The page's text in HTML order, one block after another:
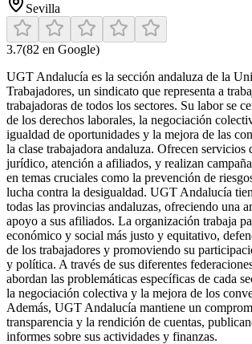
Sevilla
3.7(82 en Google)
UGT Andalucía es la sección andaluza de la
Trabajadores, un sindicato que representa a
trabajadoras de todos los sectores. Su labor se
de los derechos laborales, la negociación
igualdad de oportunidades y la mejora de las
la clase trabajadora andaluza. Ofrecen servicios
jurídico, atención a afiliados, y realizan
en temas cruciales como la prevención de
lucha contra la desigualdad. UGT Andalucía
todas las provincias andaluzas, ofreciendo una
apoyo a sus afiliados. La organización trabaja
económico y social más justo y equitativo,
de los trabajadores y promoviendo su
y política. A través de sus diferentes
abordan las problemáticas específicas de cada
la negociación colectiva y la mejora de los
Además, UGT Andalucía mantiene un
transparencia y la rendición de cuentas,
informes sobre sus actividades y finanzas.